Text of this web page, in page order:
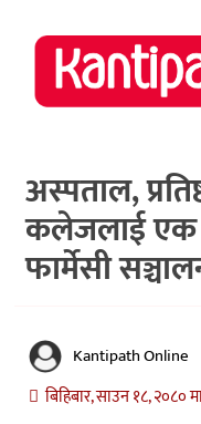
राष्ट्रिय
समाचार
नेपाल
अर्थ/
पर्यटन
स्वास्थ्य
खेलकुद
अस्पताल,
कलेजलाई एक
फार्मेसी
Kantipath Online
बिहिबार, साउन १८, २०८०